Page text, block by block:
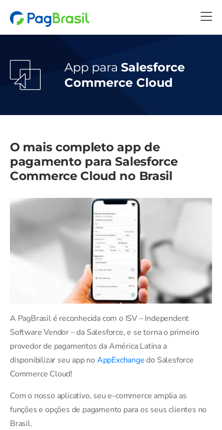
App para Salesforce
Commerce Cloud
O mais completo app de
pagamento para Salesforce
Commerce Cloud no Brasil
A PagBrasil é reconhecida com o ISV – Independent
Software Vendor – da Salesforce, e se torna o primeiro
provedor de pagamentos da América Latina a
disponibilizar seu app no AppExchangedo Salesforce
Commerce Cloud!
Com o nosso aplicativo, seu e-commerce amplia as
funções e opções de pagamento para os seus clientes no
Brasil.